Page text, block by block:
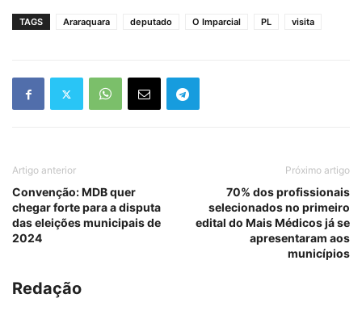
TAGS Araraquara deputado O Imparcial PL visita
Artigo anterior
Convenção: MDB quer
chegar forte para a disputa
das eleições municipais de
2024
Próximo artigo
70% dos profissionais
selecionados no primeiro
edital do Mais Médicos já se
apresentaram aos
municípios
Redação